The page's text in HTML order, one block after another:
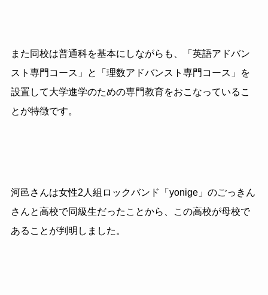
また同校は普通科を基本にしながらも、「英語アドバン
スト専門コース」と「理数アドバンスト専門コース」を
設置して大学進学のための専門教育をおこなっているこ
とが特徴です。
河邑さんは女性2 人組ロックバンド「 yonige」のごっきん
さんと高校で同級生だったことから、この高校が母校で
あることが判明しました。